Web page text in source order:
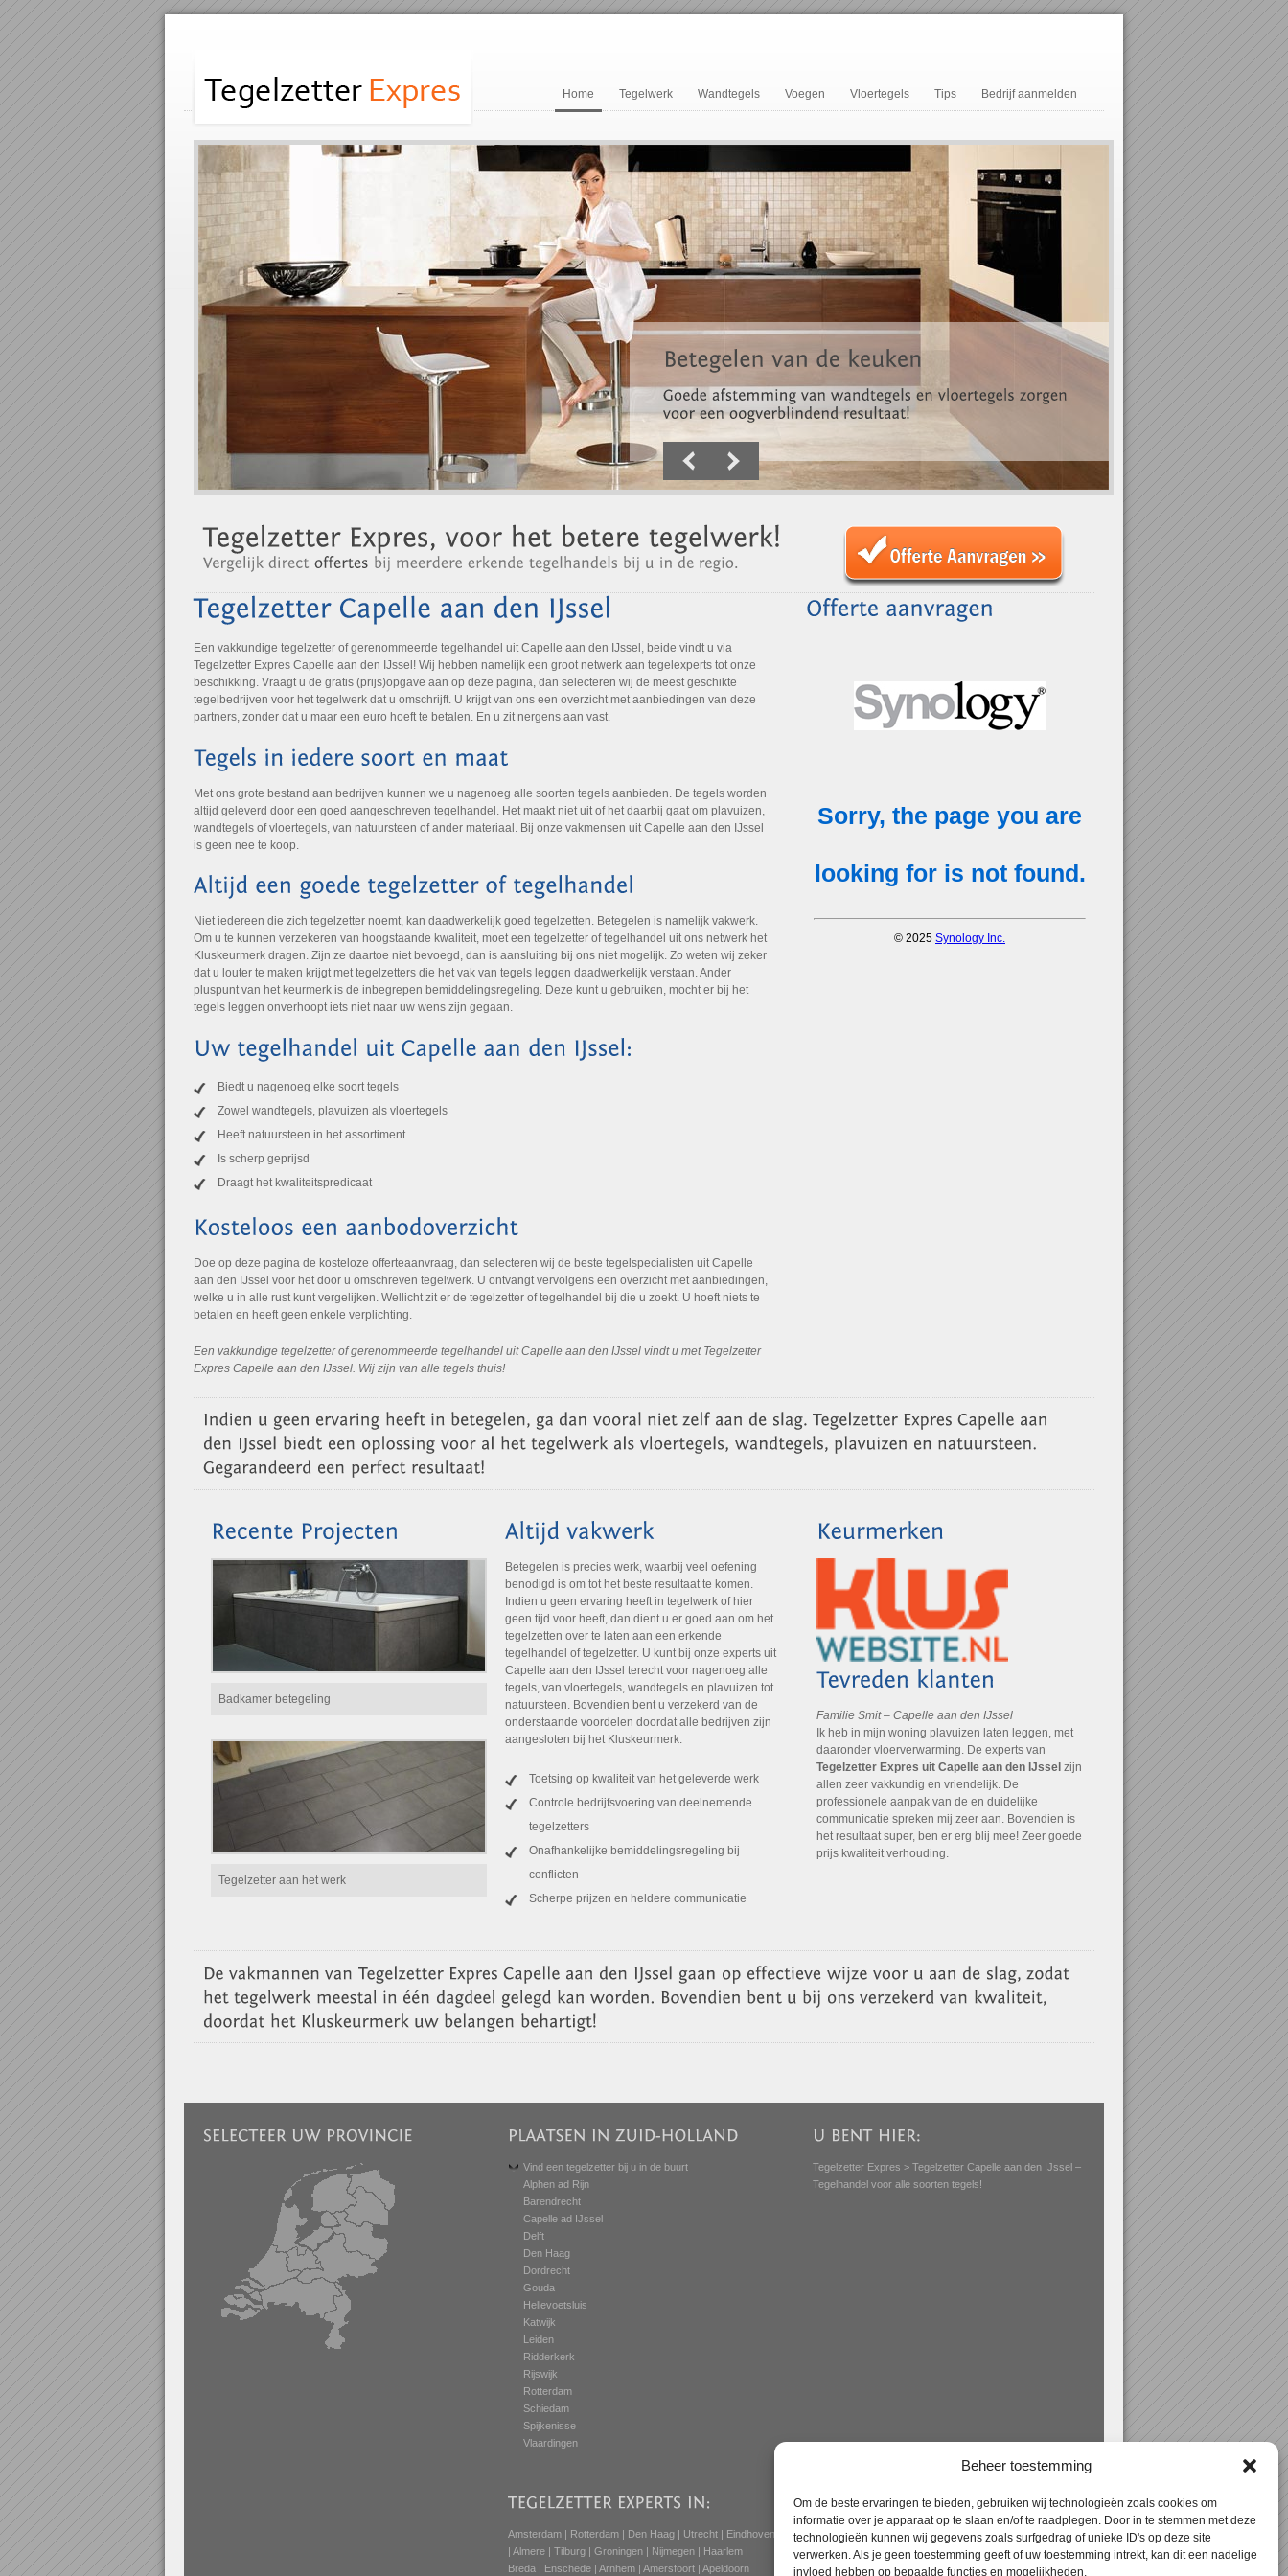
Beheer toestemming
Om de beste ervaringen te bieden, gebruiken wij technologieën zoals cookies om
informatie over je apparaat op te slaan en/of te raadplegen. Door in te stemmen met deze
technologieën kunnen wij gegevens zoals surfgedrag of unieke ID's op deze site
verwerken. Als je geen toestemming geeft of uw toestemming intrekt, kan dit een nadelige
invloed hebben op bepaalde functies en mogelijkheden.
Home Tegelwerk Wandtegels Voegen Vloertegels Tips Bedrijf aanmelden
Een vakkundige tegelzetter of gerenommeerde tegelhandel uit Capelle aan den IJssel, beide vindt u via
Tegelzetter Expres Capelle aan den IJssel! Wij hebben namelijk een groot netwerk aan tegelexperts tot onze
beschikking. Vraagt u de gratis (prijs)opgave aan op deze pagina, dan selecteren wij de meest geschikte
tegelbedrijven voor het tegelwerk dat u omschrijft. U krijgt van ons een overzicht met aanbiedingen van deze
partners, zonder dat u maar een euro hoeft te betalen. En u zit nergens aan vast.
Met ons grote bestand aan bedrijven kunnen we u nagenoeg alle soorten tegels aanbieden. De tegels worden
altijd geleverd door een goed aangeschreven tegelhandel. Het maakt niet uit of het daarbij gaat om plavuizen,
wandtegels of vloertegels, van natuursteen of ander materiaal. Bij onze vakmensen uit Capelle aan den IJssel
is geen nee te koop.
Niet iedereen die zich tegelzetter noemt, kan daadwerkelijk goed tegelzetten. Betegelen is namelijk vakwerk.
Om u te kunnen verzekeren van hoogstaande kwaliteit, moet een tegelzetter of tegelhandel uit ons netwerk het
Kluskeurmerk dragen. Zijn ze daartoe niet bevoegd, dan is aansluiting bij ons niet mogelijk. Zo weten wij zeker
dat u louter te maken krijgt met tegelzetters die het vak van tegels leggen daadwerkelijk verstaan. Ander
pluspunt van het keurmerk is de inbegrepen bemiddelingsregeling. Deze kunt u gebruiken, mocht er bij het
tegels leggen onverhoopt iets niet naar uw wens zijn gegaan.
Biedt u nagenoeg elke soort tegels
Zowel wandtegels, plavuizen als vloertegels
Heeft natuursteen in het assortiment
Is scherp geprijsd
Draagt het kwaliteitspredicaat
Doe op deze pagina de kosteloze offerteaanvraag, dan selecteren wij de beste tegelspecialisten uit Capelle
aan den IJssel voor het door u omschreven tegelwerk. U ontvangt vervolgens een overzicht met aanbiedingen,
welke u in alle rust kunt vergelijken. Wellicht zit er de tegelzetter of tegelhandel bij die u zoekt. U hoeft niets te
betalen en heeft geen enkele verplichting.
Een vakkundige tegelzetter of gerenommeerde tegelhandel uit Capelle aan den IJssel vindt u met Tegelzetter
Expres Capelle aan den IJssel. Wij zijn van alle tegels thuis!
Badkamer betegeling
Tegelzetter aan het werk
Betegelen is precies werk, waarbij veel oefening
benodigd is om tot het beste resultaat te komen.
Indien u geen ervaring heeft in tegelwerk of hier
geen tijd voor heeft, dan dient u er goed aan om het
tegelzetten over te laten aan een erkende
tegelhandel of tegelzetter. U kunt bij onze experts uit
Capelle aan den IJssel terecht voor nagenoeg alle
tegels, van vloertegels, wandtegels en plavuizen tot
natuursteen. Bovendien bent u verzekerd van de
onderstaande voordelen doordat alle bedrijven zijn
aangesloten bij het Kluskeurmerk:
Toetsing op kwaliteit van het geleverde werk
Controle bedrijfsvoering van deelnemende
tegelzetters
Onafhankelijke bemiddelingsregeling bij
conflicten
Scherpe prijzen en heldere communicatie
Familie Smit – Capelle aan den IJssel
Ik heb in mijn woning plavuizen laten leggen, met
daaronder vloerverwarming. De experts van
Tegelzetter Expres uit Capelle aan den IJssel zijn
allen zeer vakkundig en vriendelijk. De
professionele aanpak van de en duidelijke
communicatie spreken mij zeer aan. Bovendien is
het resultaat super, ben er erg blij mee! Zeer goede
prijs kwaliteit verhouding.
Vind een tegelzetter bij u in de buurt
Alphen ad Rijn
Barendrecht
Capelle ad IJssel
Delft
Den Haag
Dordrecht
Gouda
Hellevoetsluis
Katwijk
Leiden
Ridderkerk
Rijswijk
Rotterdam
Schiedam
Spijkenisse
Vlaardingen
Amsterdam Rotterdam Den Haag Utrecht
Eindhoven
Almere Tilburg Groningen Nijmegen Haarlem
Breda
Enschede Arnhem Amersfoort Apeldoorn
Tegelzetter Expres > Tegelzetter Capelle aan den IJssel –
Tegelhandel voor alle soorten tegels!